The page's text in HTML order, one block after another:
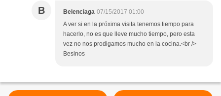
B Belenciaga 07/15/2017 01:00
A ver si en la próxima visita tenemos tiempo para
hacerlo, no es que lleve mucho tiempo, pero esta
vez no nos prodigamos mucho en la cocina.<br />
Besinos